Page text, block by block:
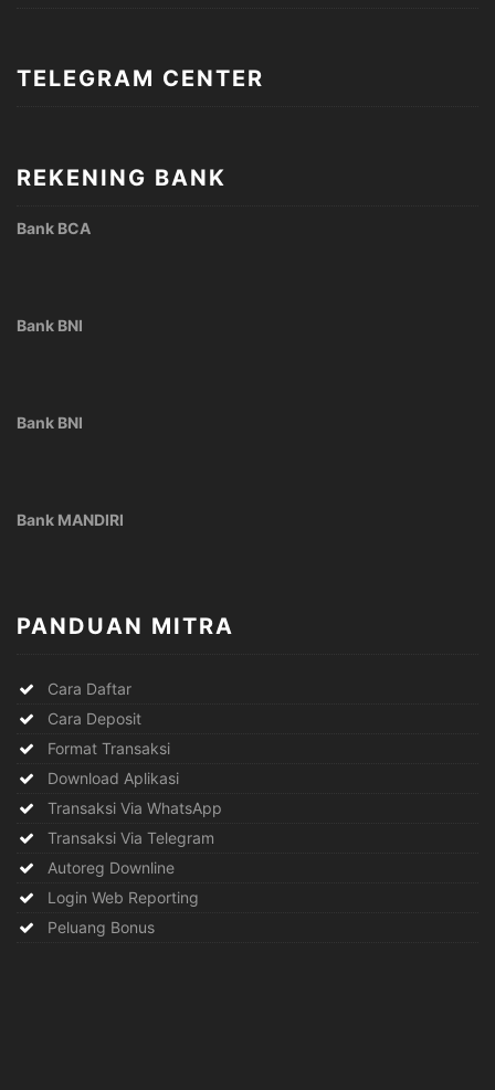
TELEGRAM CENTER
REKENING BANK
Bank BCA
Bank BNI
Bank BNI
Bank MANDIRI
PANDUAN MITRA
Cara Daftar
Cara Deposit
Format Transaksi
Download Aplikasi
Transaksi Via WhatsApp
Transaksi Via Telegram
Autoreg Downline
Login Web Reporting
Peluang Bonus